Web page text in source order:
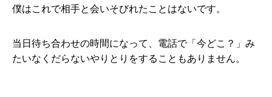
僕はこれで相手と会いそびれたことはないです。
当日待ち合わせの時間になって、電話で「今どこ？」み
たいなくだらないやりとりをすることもありません。